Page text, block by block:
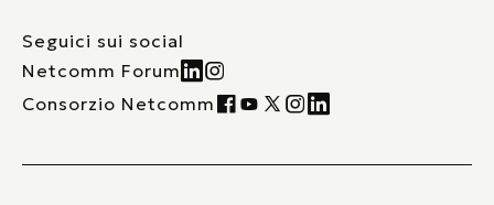
Seguici sui social
Netcomm Forum
Consorzio Netcomm